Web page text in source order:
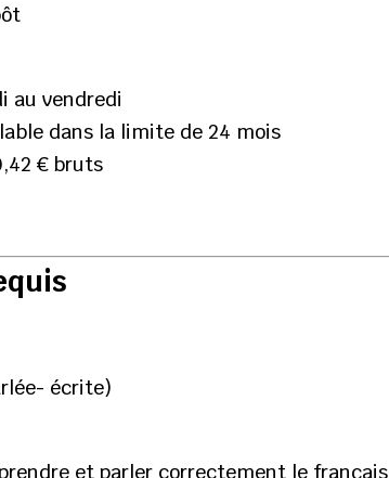
au vendredi
dans la limite de 24 mois
€ bruts
écrite)
et parler correctement le français